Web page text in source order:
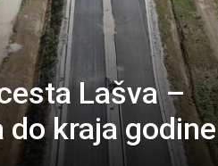
Lašva –
do kraja godine